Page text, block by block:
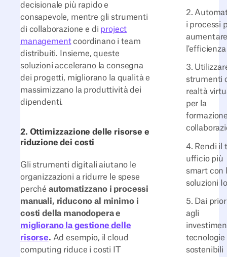
2.
i processi
l'efficienza
3.
strumenti
realtà
per la
4. Rendi il
ufficio più
smart con
soluzioni
5. Dai
agli
tecnologie
sostenibili
decisionale più rapido e
consapevole, mentre gli strumenti
di collaborazione e di project
managementcoordinano i team
distribuiti. Insieme, queste
soluzioni accelerano la consegna
dei progetti, migliorano la qualità e
massimizzano la produttività dei
dipendenti.
2. Ottimizzazione delle risorse e
riduzione dei costi
Gli strumenti digitali aiutano le
organizzazioni a ridurre le spese
perché automatizzano i processi
manuali, riducono al minimo i
costi della manodopera e
migliorano la gestione delle
risorse. Ad esempio, il cloud
computing riduce i costi IT